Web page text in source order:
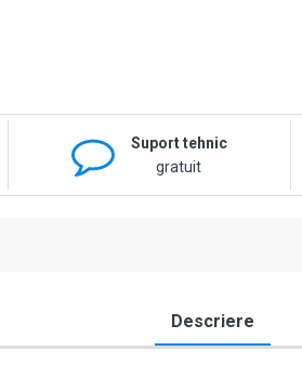
Suport tehnic
gratuit
Descriere